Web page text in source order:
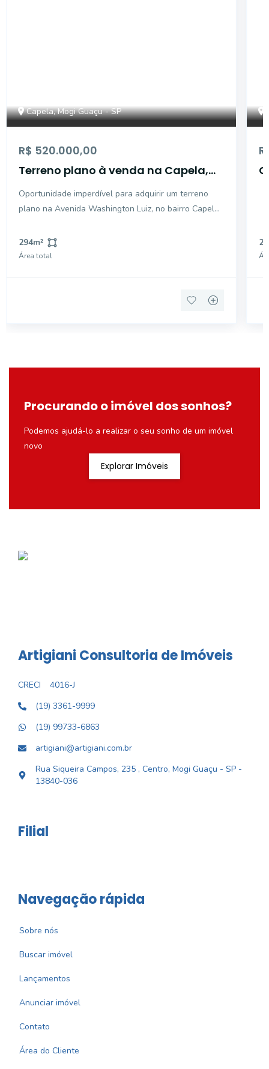
Capela, Mogi Guaçu - SP
R$ 520.000,00
Terreno plano à venda na Capela,
Oportunidade imperdível para adquirir um terreno
plano na Avenida Washington Luiz, no bairro Capela
lote apresenta condições ideais para o seu projeto.
Não perca a chance de construir o lugar dos seus
294m²
Área total
Procurando o imóvel dos sonhos?
Podemos ajudá-lo a realizar o seu sonho de um imóvel
novo
Explorar Imóveis
Artigiani Consultoria de Imóveis
CRECI
4016-J
(19) 3361-9999
(19) 99733-6863
artigiani@artigiani.com.br
Rua Siqueira Campos, 235 , Centro, Mogi Guaçu - SP -
13840-036
Filial
Navegação rápida
Sobre nós
Buscar imóvel
Lançamentos
Anunciar imóvel
Contato
Área do Cliente